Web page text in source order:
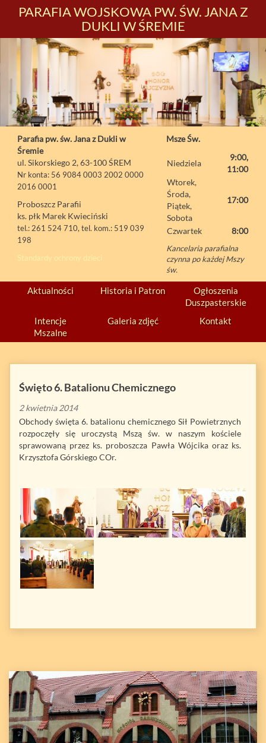
PARAFIA WOJSKOWA PW. ŚW. JANA Z
DUKLI W ŚREMIE
Parafia pw. św. Jana z Dukli w
Śremie
ul. Sikorskiego 2, 63-100 ŚREM
Nr konta: 56 9084 0003 2002 0000
2016 0001
Proboszcz Parafii
ks. płk Marek Kwieciński
tel.: 261 524 710, tel. kom.: 519 039
198
Standardy ochrony dzieci
Msze Św.
Niedziela
9:00,
11:00
Wtorek,
Środa,
Piątek,
Sobota
17:00
Czwartek 8:00
Kancelaria parafialna
czynna po każdej Mszy
św.
Aktualności Historia i Patron
Ogłoszenia
Duszpasterskie
Intencje
Mszalne
Galeria zdjęć Kontakt
Święto 6. Batalionu Chemicznego
2 kwietnia 2014
Obchody święta 6. batalionu chemicznego Sił Powietrznych
rozpoczęły się uroczystą Mszą św. w naszym kościele
sprawowaną przez ks. proboszcza Pawła Wójcika oraz ks.
Krzysztofa Górskiego COr.